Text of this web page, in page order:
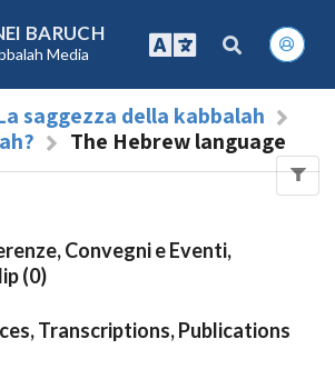
BARUCH
Media
saggezza della kabbalah
The Hebrew language
Convegni e Eventi,
(0)
Transcriptions, Publications